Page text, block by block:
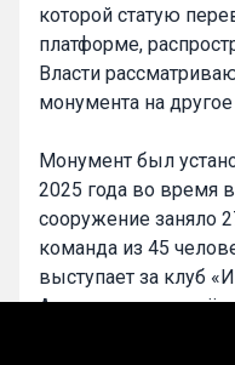
которой статую
платформе,
Власти
монумента на
Монумент был
2025 года во время
сооружение заняло
команда из 45
выступает за клуб
Аргентины, включён